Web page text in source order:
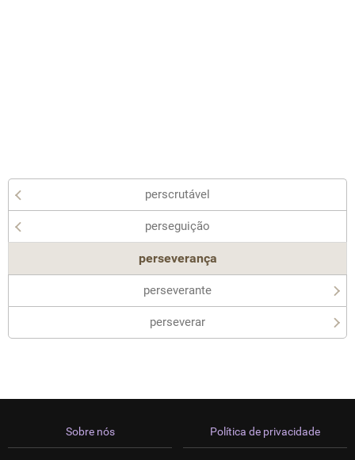
perscrutável
perseguição
perseverança
perseverante
perseverar
Sobre nós Política de privacidade